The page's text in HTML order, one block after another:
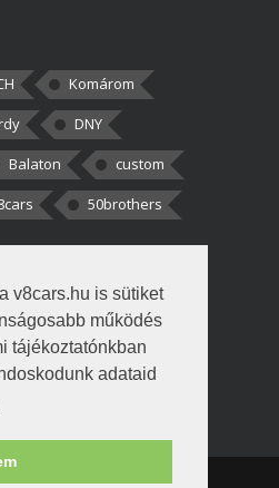
v8cars.hu is sütiket
működés
tájékoztatónkban
adataid
Komárom
DNY
Balaton
custom
50brothers
Én csak két
tudtam, hogy fél autót,
amikor